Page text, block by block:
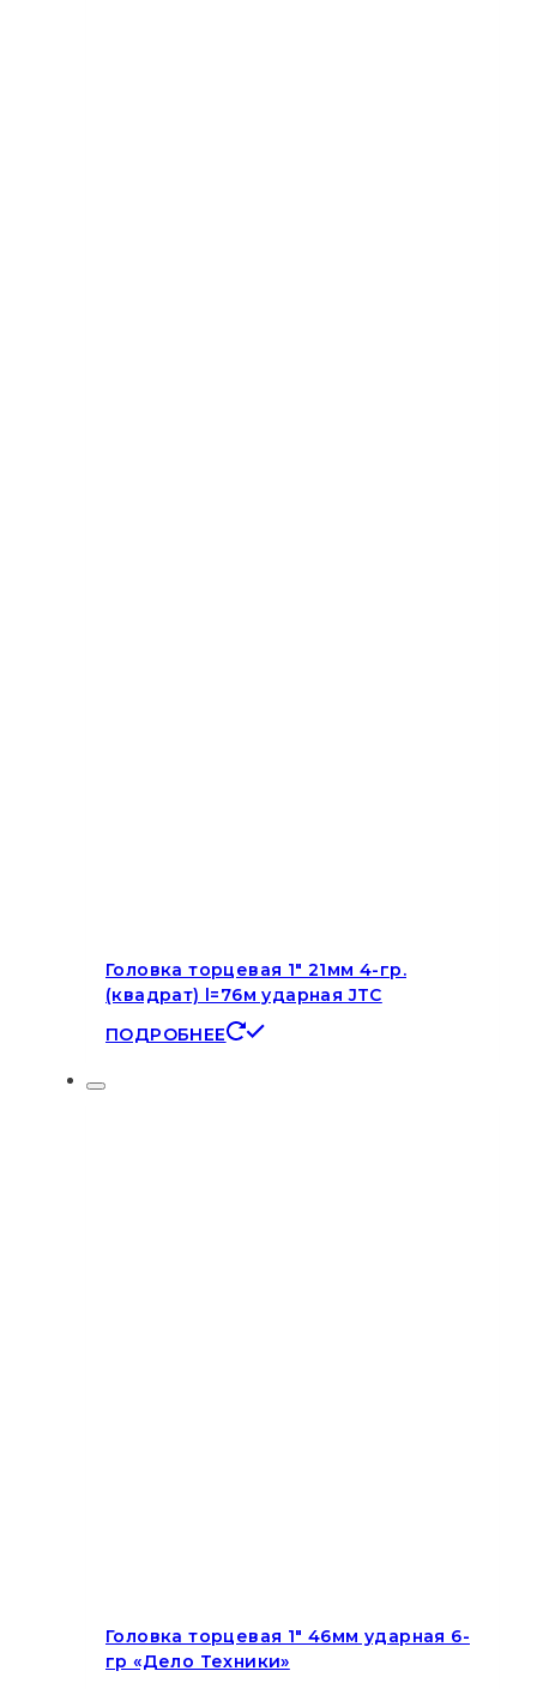
Головка торцевая 1″ 21мм 4-гр.
(квадрат) l=76м ударная JTC
ПОДРОБНЕЕ
Головка торцевая 1″ 46мм ударная 6-
гр «Дело Техники»